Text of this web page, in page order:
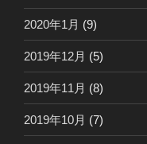
2020年1月 (9)
2019年12月 (5)
2019年11月 (8)
2019年10月 (7)